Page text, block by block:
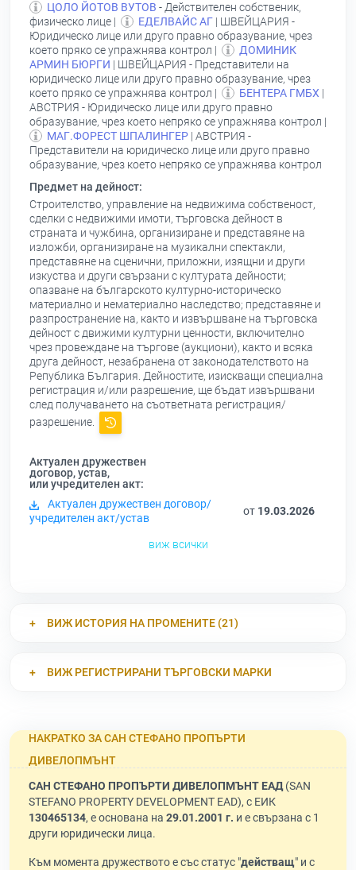
ЦОЛО ЙОТОВ ВУТОВ - Действителен собственик,
физическо лице |
ЕДЕЛВАЙС АГ | ШВЕЙЦАРИЯ -
Юридическо лице или друго правно образувание, чрез
което пряко се упражнява контрол |
ДОМИНИК
АРМИН БЮРГИ | ШВЕЙЦАРИЯ - Представители на
юридическо лице или друго правно образувание, чрез
което пряко се упражнява контрол |
БЕНТЕРА ГМБХ |
АВСТРИЯ - Юридическо лице или друго правно
образувание, чрез което непряко се упражнява контрол |
МАГ.ФОРЕСТ ШПАЛИНГЕР | АВСТРИЯ -
Представители на юридическо лице или друго правно
образувание, чрез което непряко се упражнява контрол
Предмет на дейност:
Строителство, управление на недвижима собственост,
сделки с недвижими имоти, търговска дейност в
страната и чужбина, организиране и представяне на
изложби, организиране на музикални спектакли,
представяне на сценични, приложни, изящни и други
изкуства и други свързани с културата дейности;
опазване на българското културно-историческо
материално и нематериално наследство; представяне и
разпространение на, както и извършване на търговска
дейност с движими културни ценности, включително
чрез провеждане на търгове (аукциони), както и всяка
друга дейност, незабранена от законодателството на
Република България. Дейностите, изискващи специална
регистрация и/или разрешение, ще бъдат извършвани
след получаването на съответната регистрация/
разрешение.
Актуален дружествен
договор, устав,
или учредителен акт:
Актуален дружествен договор/
учредителен акт/устав
от 19.03.2026
виж всички
ВИЖ ИСТОРИЯ НА ПРОМЕНИТЕ (21)
ВИЖ РЕГИСТРИРАНИ ТЪРГОВСКИ МАРКИ
НАКРАТКО ЗА САН СТЕФАНО ПРОПЪРТИ
ДИВЕЛОПМЪНТ
САН СТЕФАНО ПРОПЪРТИ ДИВЕЛОПМЪНТ ЕАД(SAN
STEFANO PROPERTY DEVELOPMENT EAD), с ЕИК
130465134, е основана на 29.01.2001 г. и е свързана с 1
други юридически лица.
Към момента дружеството е със статус "действащ" и с